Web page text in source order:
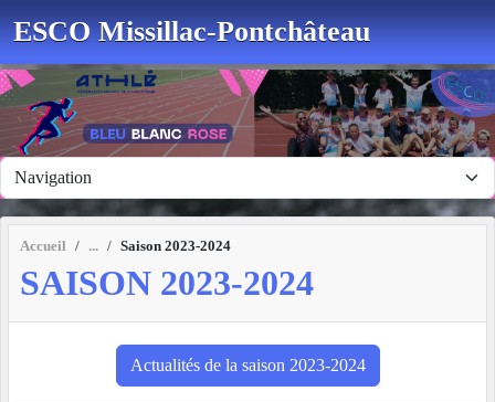
ESCO Missillac-Pontchâteau
Accueil Saison 2023-2024
SAISON 2023-2024
Actualités de la saison 2023-2024